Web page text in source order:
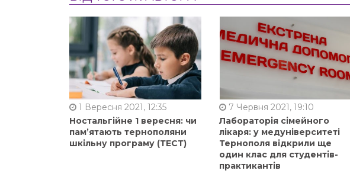
1 Вересня 2021, 12:35
Ностальгійне 1 вересня: чи
пам’ятають тернополяни
шкільну програму (ТЕСТ)
7 Червня 2021, 19:10
Лабораторія сімейного
лікаря: у медуніверситеті
Тернополя відкрили ще
один клас для студентів-
практикантів